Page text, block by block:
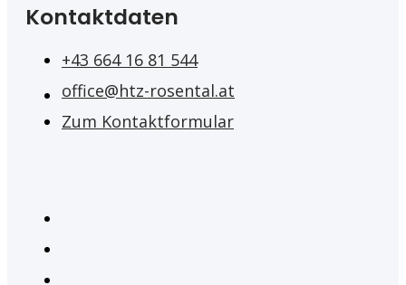
Kontaktdaten
+43 664 16 81 544
office@htz-rosental.at
Zum Kontaktformular